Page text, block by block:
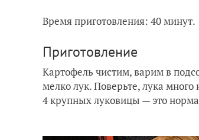
Время приготовления: 40 минут.
Приготовление
Картофель чистим, варим в
мелко лук. Поверьте, лука
4 крупных луковицы — это